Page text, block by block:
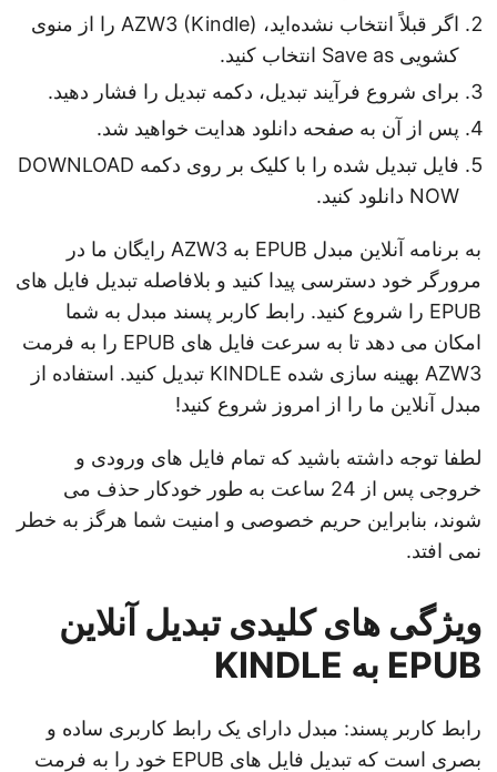
اگر قبلاً انتخاب نشده‌اید، AZW3 (Kindle) را از منوی
کشویی Save as انتخاب کنید.
برای شروع فرآیند تبدیل، دکمه تبدیل را فشار دهید.
پس از آن به صفحه دانلود هدایت خواهید شد.
فایل تبدیل شده را با کلیک بر روی دکمه DOWNLOAD
NOW دانلود کنید.
به برنامه آنلاین مبدل EPUB به AZW3 رایگان ما در
مرورگر خود دسترسی پیدا کنید و بلافاصله تبدیل فایل های
EPUB را شروع کنید. رابط کاربر پسند مبدل به شما
امکان می دهد تا به سرعت فایل های EPUB را به فرمت
AZW3 بهینه سازی شده KINDLE تبدیل کنید. استفاده از
مبدل آنلاین ما را از امروز شروع کنید!
لطفا توجه داشته باشید که تمام فایل های ورودی و
خروجی پس از 24 ساعت به طور خودکار حذف می
شوند، بنابراین حریم خصوصی و امنیت شما هرگز به خطر
نمی افتد.
ویژگی های کلیدی تبدیل آنلاین
EPUB به KINDLE
رابط کاربر پسند: مبدل دارای یک رابط کاربری ساده و
بصری است که تبدیل فایل های EPUB خود را به فرمت